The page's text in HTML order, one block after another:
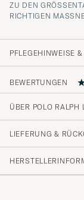
ZU DEN
ICHTIGEN
PFLEGEHINWEISE
BEWERTUNGEN
4.6
(22)
(2)
ÜBER POLO RALPH
LIEFERUNG &